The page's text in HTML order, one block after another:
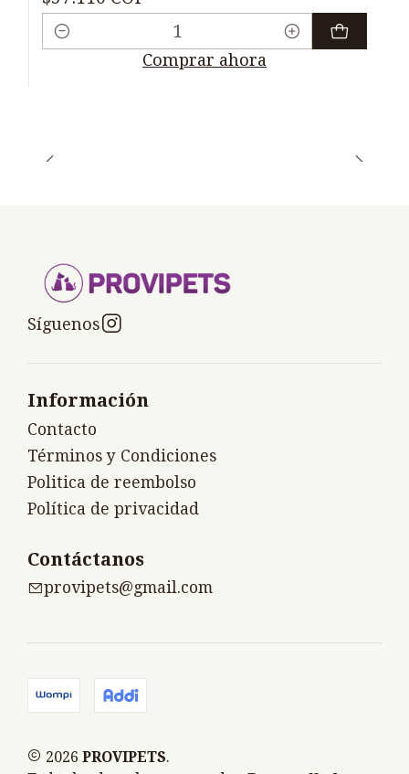
Cantidad
Comprar ahora
Síguenos
Información
Contacto
Términos y Condiciones
Politica de reembolso
Política de privacidad
Contáctanos
provipets@gmail.com
2026 PROVIPETS.